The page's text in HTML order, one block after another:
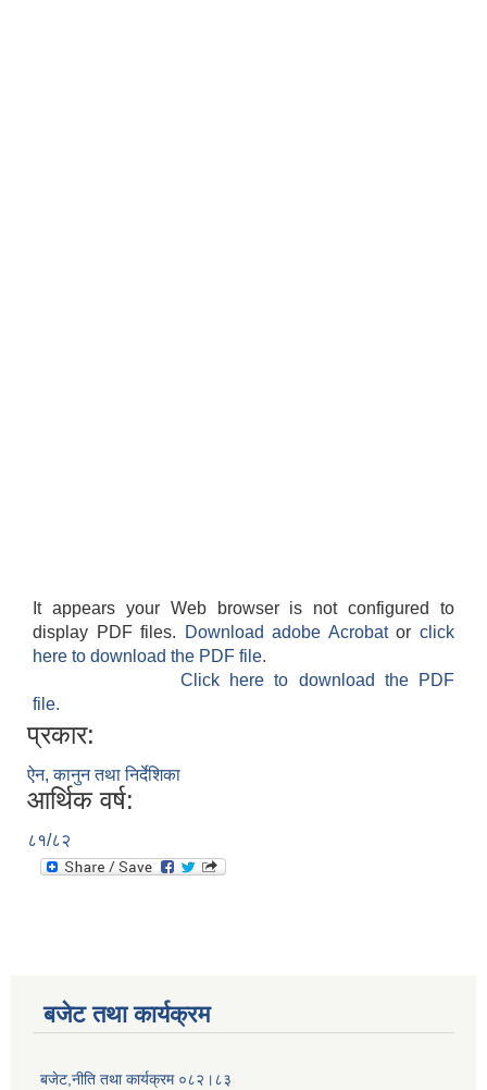
It appears your Web browser is not configured to
display PDF files.
Download adobe Acrobatorclick
here to download the PDF file.
Click here to download the PDF
file.
प्रकार:
ऐन, कानुन तथा निर्देशिका
आर्थिक वर्ष:
८१/८२
बजेट तथा कार्यक्रम
बजेट,नीति तथा कार्यक्रम ०८२।८३